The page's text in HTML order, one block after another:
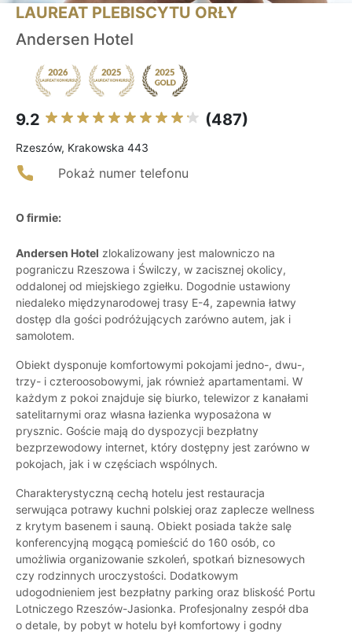
LAUREAT PLEBISCYTU ORŁY
Andersen Hotel
9.2 (487)
Rzeszów, Krakowska 443
Pokaż numer telefonu
O firmie:
Andersen Hotel zlokalizowany jest malowniczo na
pograniczu Rzeszowa i Świlczy, w zacisznej okolicy,
oddalonej od miejskiego zgiełku. Dogodnie ustawiony
niedaleko międzynarodowej trasy E-4, zapewnia łatwy
dostęp dla gości podróżujących zarówno autem, jak i
samolotem.
Obiekt dysponuje komfortowymi pokojami jedno-, dwu-,
trzy- i czteroosobowymi, jak również apartamentami. W
każdym z pokoi znajduje się biurko, telewizor z kanałami
satelitarnymi oraz własna łazienka wyposażona w
prysznic. Goście mają do dyspozycji bezpłatny
bezprzewodowy internet, który dostępny jest zarówno w
pokojach, jak i w częściach wspólnych.
Charakterystyczną cechą hotelu jest restauracja
serwująca potrawy kuchni polskiej oraz zaplecze wellness
z krytym basenem i sauną. Obiekt posiada także salę
konferencyjną mogącą pomieścić do 160 osób, co
umożliwia organizowanie szkoleń, spotkań biznesowych
czy rodzinnych uroczystości. Dodatkowym
udogodnieniem jest bezpłatny parking oraz bliskość Portu
Lotniczego Rzeszów-Jasionka. Profesjonalny zespół dba
o detale, by pobyt w hotelu był komfortowy i godny